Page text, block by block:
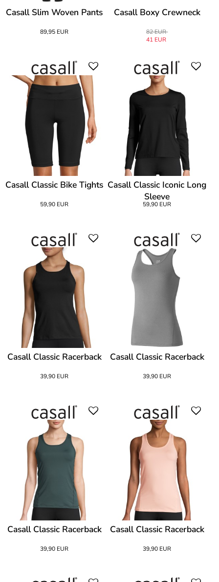
Casall Slim Woven Pants
89,95 EUR
Casall Boxy Crewneck
82 EUR
41 EUR
Casall Classic Bike Tights
59,90 EUR
Casall Classic Iconic Long
Sleeve
59,90 EUR
Casall Classic Racerback
39,90 EUR
Casall Classic Racerback
39,90 EUR
Casall Classic Racerback
39,90 EUR
Casall Classic Racerback
39,90 EUR